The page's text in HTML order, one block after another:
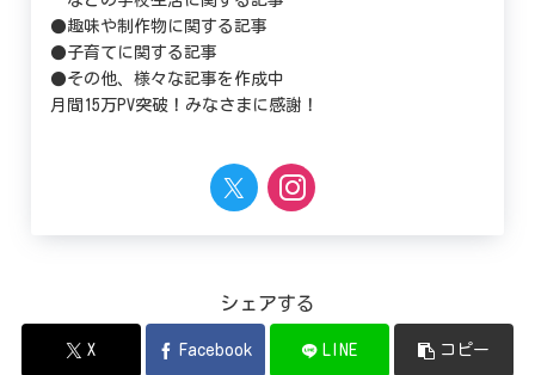
●趣味や制作物に関する記事
●子育てに関する記事
●その他、様々な記事を作成中
月間15万PV突破！みなさまに感謝！
シェアする
X Facebook LINE コピー